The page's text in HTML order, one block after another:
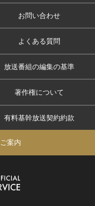
お問い合わせ
よくある質問
放送番組の編集の基準
著作権について
有料基幹放送契約約款
案内